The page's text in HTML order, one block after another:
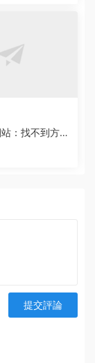
：找不到方
提交評論